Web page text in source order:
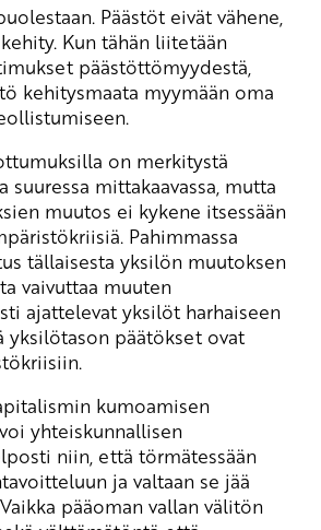
Päästöt eivät vähene,
Kun tähän liitetään
päästöttömyydestä,
kehitysmaata myymään oma
on merkitystä
suuressa mittakaavassa, mutta
muutos ei kykene itsessään
Pahimmassa
tällaisesta yksilön muutoksen
vaivuttaa muuten
ajattelevat yksilöt harhaiseen
yksilötason päätökset ovat
kumoamisen
yhteiskunnallisen
niin, että törmätessään
ja valtaan se jää
pääoman vallan välitön